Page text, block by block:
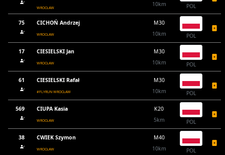
WROCŁAW
10km
POL
75 CICHOŃ Andrzej
WROCŁAW
M30
10km
POL
17 CIESIELSKI Jan
WROCŁAW
M30
10km
POL
61 CIESIELSKI Rafał
#FLYRUN WROCŁAW
M30
10km
POL
569 CIUPA Kasia
WROCŁAW
K20
5km
POL
38 CWIEK Szymon
WROCŁAW
M40
10km
POL